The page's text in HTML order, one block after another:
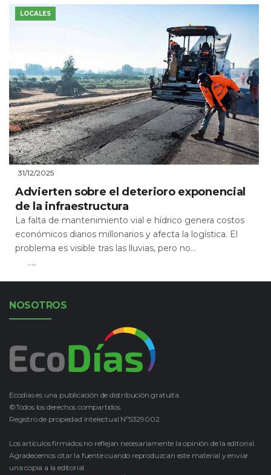
LOCALES
31/12/2025
Advierten sobre el deterioro exponencial
de la infraestructura
La falta de mantenimiento vial e hídrico genera costos
económicos diarios millonarios y afecta la logística. El
problema es visible tras las lluvias, pero no...
Leer Más
NOSOTROS
Ecodías es una publicación de distribución gratuita.
©Todos los derechos compartidos.
Registro de propiedad intelectual Nº5329002
Los artículos firmados no reflejan necesariamente la opinión de la editorial.
Agradecemos citar la fuente cuando reproduzcan este material y enviar
una copia a la editorial.